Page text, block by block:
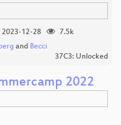
2023-12-28
7.5k
and Becci
37C3: Unlocked
2022